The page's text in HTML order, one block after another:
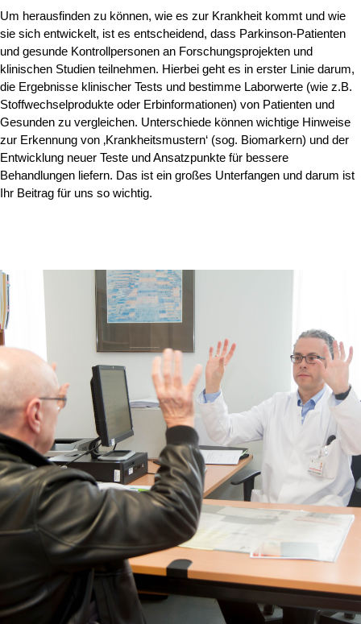
Um herausfinden zu können, wie es zur Krankheit kommt und wie
sie sich entwickelt, ist es entscheidend, dass Parkinson-Patienten
und gesunde Kontrollpersonen an Forschungsprojekten und
klinischen Studien teilnehmen. Hierbei geht es in erster Linie darum,
die Ergebnisse klinischer Tests und bestimme Laborwerte (wie z.B.
Stoffwechselprodukte oder Erbinformationen) von Patienten und
Gesunden zu vergleichen. Unterschiede können wichtige Hinweise
zur Erkennung von ‚Krankheitsmustern‘ (sog. Biomarkern) und der
Entwicklung neuer Teste und Ansatzpunkte für bessere
Behandlungen liefern. Das ist ein großes Unterfangen und darum ist
Ihr Beitrag für uns so wichtig.